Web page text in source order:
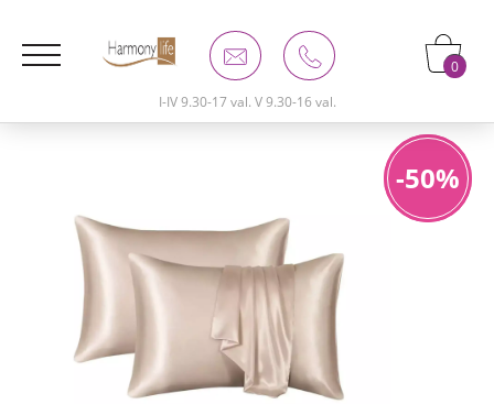
0
I-IV 9.30-17 val. V 9.30-16 val.
-50%
-50%